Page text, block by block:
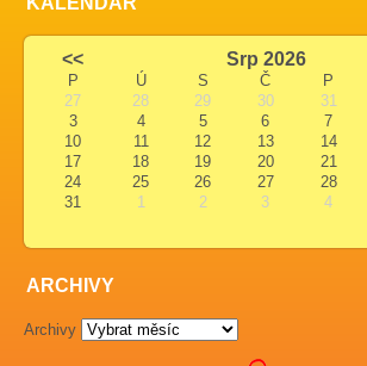
<< Srp 2026
P Ú S Č P
27
28 29 30 31
3
4 5 6 7
10
11 12 13 14
17
18 19 20 21
24
25 26 27 28
31
1 2 3 4
ARCHIVY
Archivy